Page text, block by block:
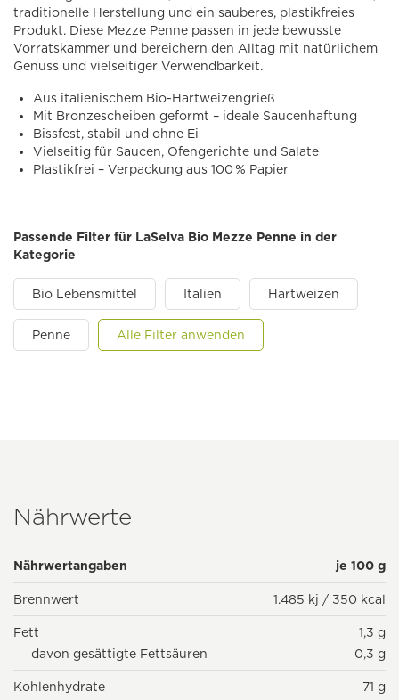
traditionelle Herstellung und ein sauberes, plastikfreies
Produkt. Diese Mezze Penne passen in jede bewusste
Vorratskammer und bereichern den Alltag mit natürlichem
Genuss und vielseitiger Verwendbarkeit.
Aus italienischem Bio-Hartweizengrieß
Mit Bronzescheiben geformt – ideale Saucenhaftung
Bissfest, stabil und ohne Ei
Vielseitig für Saucen, Ofengerichte und Salate
Plastikfrei – Verpackung aus 100 % Papier
Passende Filter für LaSelva Bio Mezze Penne in der
Kategorie
Bio Lebensmittel Italien Hartweizen
Penne Alle Filter anwenden
Nährwerte
Nährwertangaben je 100 g
Brennwert 1.485 kj / 350 kcal
Fett
1,3 g
davon gesättigte Fettsäuren
0,3 g
Kohlenhydrate
71 g